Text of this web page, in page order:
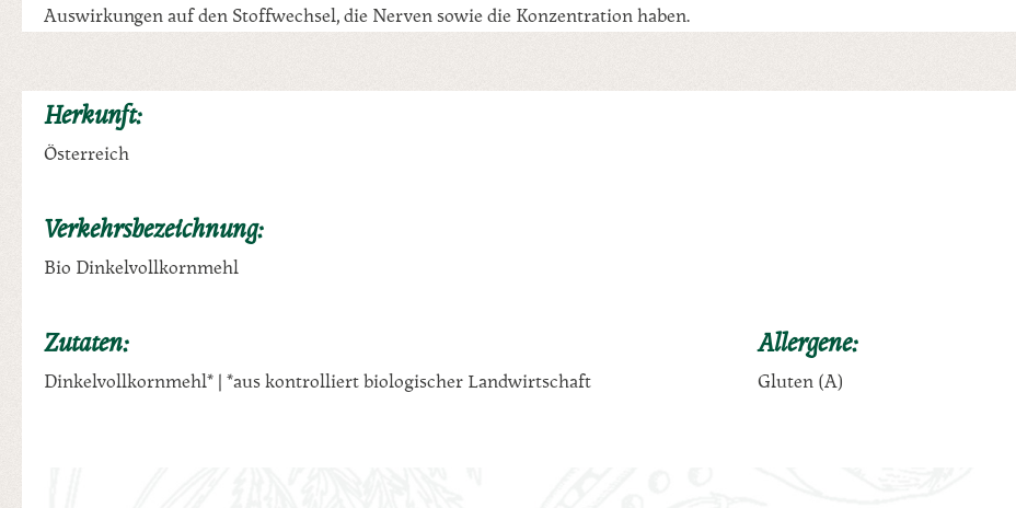
Auswirkungen auf den Stoffwechsel, die Nerven sowie die Konzentration haben.
Herkunft:
Österreich
Verkehrsbezeichnung:
Bio Dinkelvollkornmehl
Zutaten:
Dinkelvollkornmehl* | *aus kontrolliert biologischer Landwirtschaft
Allergene:
Gluten (A)